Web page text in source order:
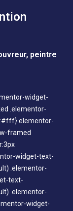
peintre
widget-
.elementor-
framed
widget-text-
.elementor-
text-
.elementor-
widget-